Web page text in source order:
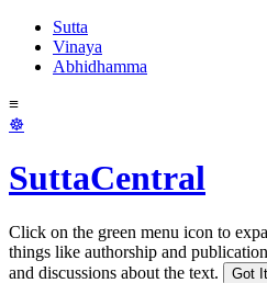
Sutta
Vinaya
Abhidhamma
≡
☸
SuttaCentral
Click on the green menu icon to
things like authorship and
and discussions about the text.
Got It